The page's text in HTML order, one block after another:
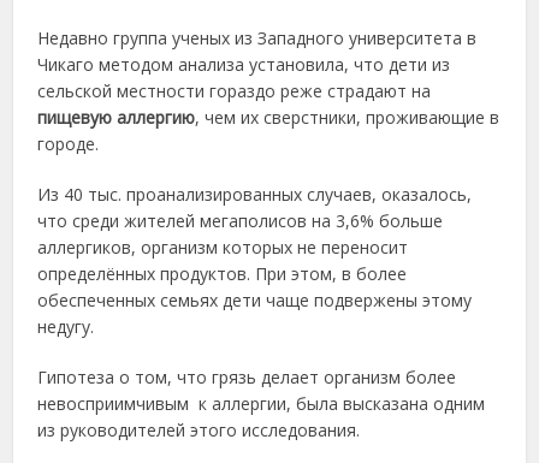
Недавно группа ученых из Западного университета в
Чикаго методом анализа установила, что дети из
сельской местности гораздо реже страдают на
пищевую аллергию, чем их сверстники, проживающие в
городе.
Из 40 тыс. проанализированных случаев, оказалось,
что среди жителей мегаполисов на 3,6% больше
аллергиков, организм которых не переносит
определённых продуктов. При этом, в более
обеспеченных семьях дети чаще подвержены этому
недугу.
Гипотеза о том, что грязь делает организм более
невосприимчивым к аллергии, была высказана одним
из руководителей этого исследования.